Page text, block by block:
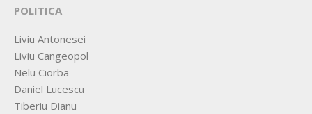
POLITICA
Liviu Antonesei
Liviu Cangeopol
Nelu Ciorba
Daniel Lucescu
Tiberiu Dianu